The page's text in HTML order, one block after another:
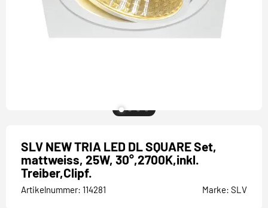
SLV NEW TRIA LED DL SQUARE Set,
mattweiss, 25W, 30°,2700K,inkl.
Treiber,Clipf.
Artikelnummer: 114281 Marke: SLV